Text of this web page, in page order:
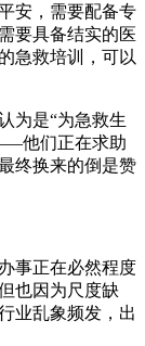
安，需要配备专
要具备结实的医
急救培训，可以
为是“为急救生
他们正在求助
终换来的倒是赞
事正在必然程度
也因为尺度缺
业乱象频发，出